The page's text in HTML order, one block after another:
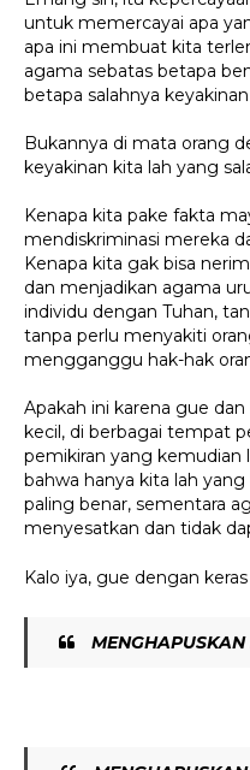
untuk memercayai apa
apa ini membuat kita
agama sebatas betapa
betapa salahnya
Bukannya di mata orang
keyakinan kita lah yang
Kenapa kita pake fakta
mendiskriminasi mereka
Kenapa kita gak bisa
dan menjadikan agama
individu dengan Tuhan,
tanpa perlu menyakiti
mengganggu hak-hak
Apakah ini karena gue dan
kecil, di berbagai tempat
pemikiran yang kemudian
bahwa hanya kita lah
paling benar, sementara
menyesatkan dan tidak
Kalo iya, gue dengan